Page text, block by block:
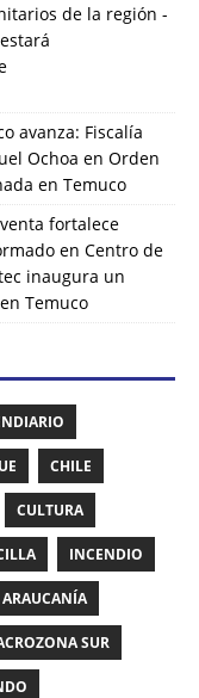
de la región -
avanza: Fiscalía
Ochoa en Orden
en Temuco
fortalece
en Centro de
inaugura un
Temuco
CHILE
CULTURA
INCENDIO
ARAUCANÍA
SUR